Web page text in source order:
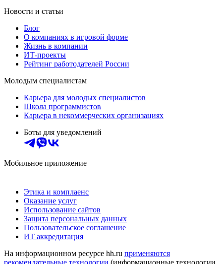
Новости и статьи
Блог
О компаниях в игровой форме
Жизнь в компании
ИТ-проекты
Рейтинг работодателей России
Молодым специалистам
Карьера для молодых специалистов
Школа программистов
Карьера в некоммерческих организациях
Боты для уведомлений
Мобильное приложение
Этика и комплаенс
Оказание услуг
Использование сайтов
Защита персональных данных
Пользовательское соглашение
ИТ аккредитация
На информационном ресурсе hh.ru применяются
рекомендательные технологии (информационные технологии